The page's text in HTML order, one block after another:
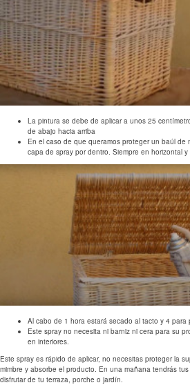
La pintura se debe de aplicar a unos 25
de abajo hacia arriba
En el caso de que queramos proteger un baúl de
capa de spray por dentro. Siempre en horizontal
Al cabo de 1 hora estará secado al tacto y 4 para
Este spray no necesita ni barniz ni cera para su
en interiores.
Este spray es rápido de aplicar, no necesitas proteger la
mimbre y absorbe el producto. En una mañana tendrás
disfrutar de tu terraza, porche o jardín.